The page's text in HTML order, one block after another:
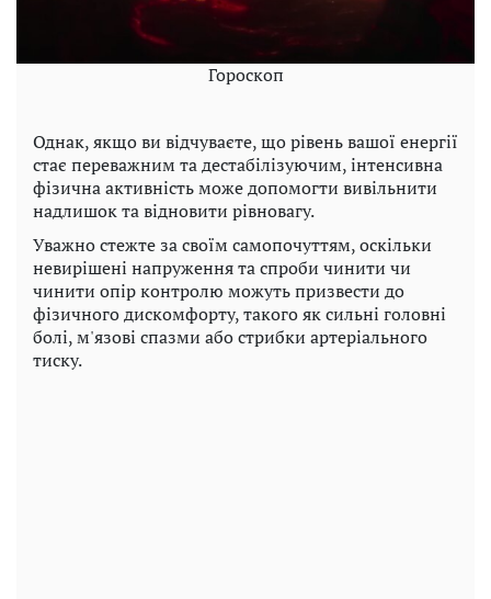
Гороскоп
Однак, якщо ви відчуваєте, що рівень вашої енергії
стає переважним та дестабілізуючим, інтенсивна
фізична активність може допомогти вивільнити
надлишок та відновити рівновагу.
Уважно стежте за своїм самопочуттям, оскільки
невирішені напруження та спроби чинити чи
чинити опір контролю можуть призвести до
фізичного дискомфорту, такого як сильні головні
болі, м'язові спазми або стрибки артеріального
тиску.